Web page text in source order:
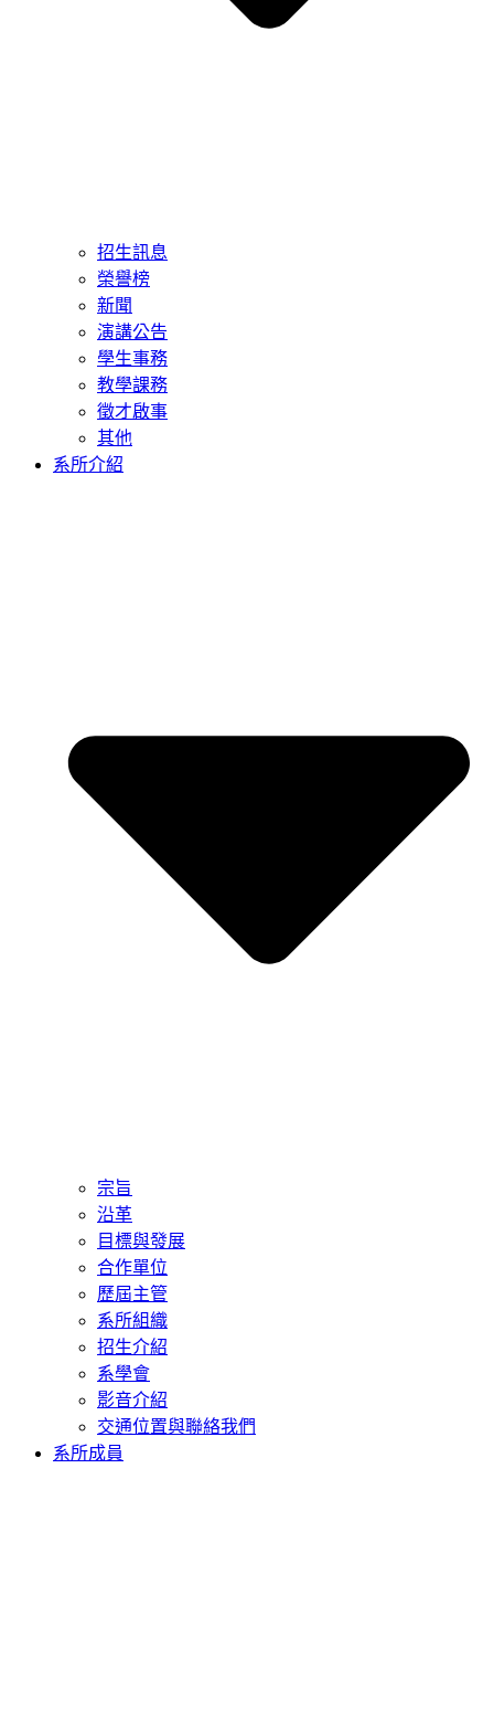
招生訊息
榮譽榜
新聞
演講公告
學生事務
教學課務
徵才啟事
其他
系所介紹
宗旨
沿革
目標與發展
合作單位
歷屆主管
系所組織
招生介紹
系學會
影音介紹
交通位置與聯絡我們
系所成員